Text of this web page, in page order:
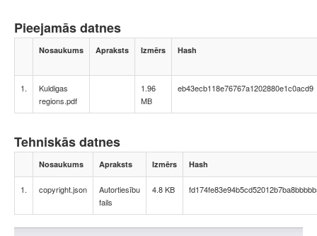
Pieejamās datnes
Nosaukums Apraksts Izmērs Hash
1.
Kuldigas
regions.pdf
1.96
MB
eb43ecb118e76767a1202880e1c0acd9
Tehniskās datnes
Nosaukums Apraksts Izmērs Hash
1. copyright.json
Autortiesību
fails
4.8 KB